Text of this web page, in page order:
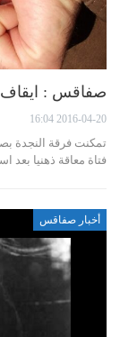
صفاقس : ايقاف
2016-04-20 16:04
تمكنت فرقة النجدة
فتاة معاقة ذهنيا
أخبار صفاقس